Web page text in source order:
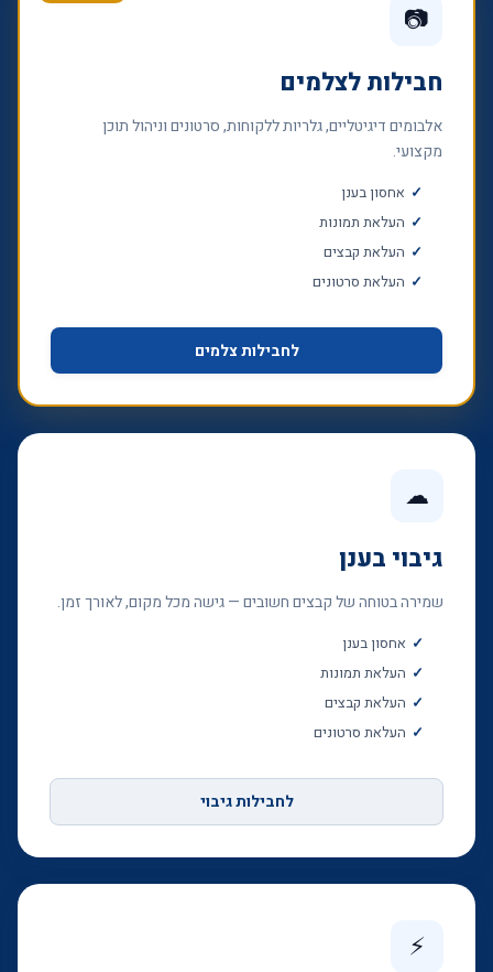
📷
חבילות לצלמים
אלבומים דיגיטליים, גלריות ללקוחות, סרטונים וניהול תוכן
מקצועי.
אחסון בענן
העלאת תמונות
העלאת קבצים
העלאת סרטונים
לחבילות צלמים
☁
גיבוי בענן
שמירה בטוחה של קבצים חשובים — גישה מכל מקום, לאורך זמן.
אחסון בענן
העלאת תמונות
העלאת קבצים
העלאת סרטונים
לחבילות גיבוי
⚡